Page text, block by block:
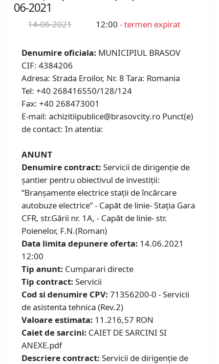
06-2021
14-06-2021 12:00 - termen expirat
Denumire oficiala: MUNICIPIUL BRASOV
CIF: 4384206
Adresa: Strada Eroilor, Nr. 8 Tara: Romania
Tel: +40 268416550/128/124
Fax: +40 268473001
E-mail: achizitiipublice@brasovcity.ro Punct(e)
de contact: In atentia:
ANUNT
Denumire contract: Servicii de dirigenţie de
şantier pentru obiectivul de investiții:
“Branșamente electrice stații de încărcare
autobuze electrice” - Capăt de linie- Stația Gara
CFR, str.Gării nr. 1A, - Capăt de linie- str.
Poienelor, F.N.(Roman)
Data limita depunere oferta: 14.06.2021
12:00
Tip anunt: Cumparari directe
Tip contract: Servicii
Cod si denumire CPV: 71356200-0 - Servicii
de asistenta tehnica (Rev.2)
Valoare estimata: 11.216,57 RON
Caiet de sarcini: CAIET DE SARCINI SI
ANEXE.pdf
Descriere contract: Servicii de dirigenţie de